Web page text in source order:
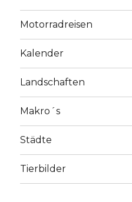
Motorradreisen
Kalender
Landschaften
Makro´s
Städte
Tierbilder